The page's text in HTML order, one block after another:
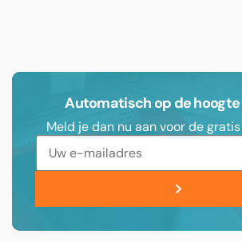
Automatisch op de
Meld je dan nu aan voor de